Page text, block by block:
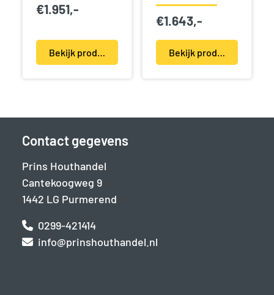
€1.951,-
€1.643,-
Contact gegevens
Prins Houthandel
Cantekoogweg 9
1442 LG Purmerend
0299-421414
info@prinshouthandel.nl